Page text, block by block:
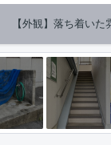
【外観】落ち着い